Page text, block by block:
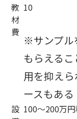
教
材
費
10
※サンプル
もらえる
用を抑え
ースもある
設 100～200万